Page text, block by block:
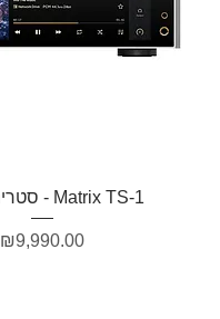
Matrix TS-1 - סטרימר אודיו
מחיר
₪9,990.00